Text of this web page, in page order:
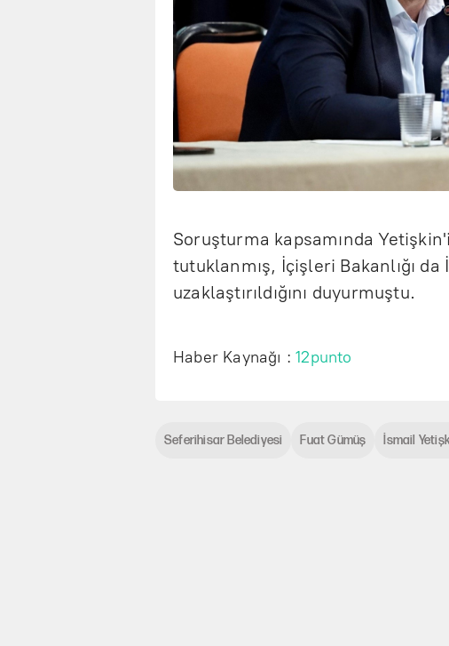
Soruşturma kapsamında
tutuklanmış, İçişleri Bakanlığı
uzaklaştırıldığını duyurmuştu.
Haber Kaynağı :12punto
Seferihisar Belediyesi Fuat Gümüş İsmail